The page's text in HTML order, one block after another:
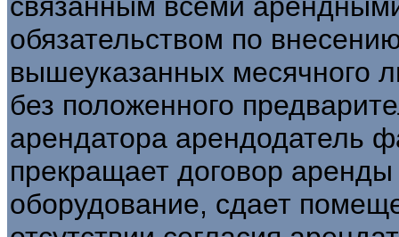
обязательством по
вышеуказанных месячного
без положенного
арендатора арендодатель
прекращает договор
оборудование, сдает